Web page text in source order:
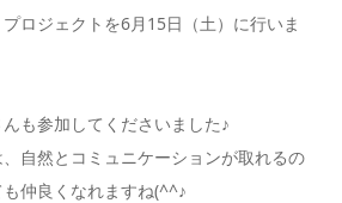
ロジェクトを6月15日（土）に行いま
も参加してくださいました♪
自然とコミュニケーションが取れるの
仲良くなれますね(^^♪